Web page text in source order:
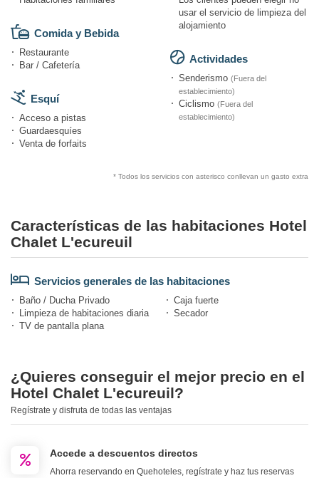
Comida y Bebida
Restaurante
Bar / Cafetería
Esquí
Acceso a pistas
Guardaesquíes
Venta de forfaits
usar el servicio de limpieza del
alojamiento
Actividades
Senderismo (Fuera del
establecimiento)
Ciclismo (Fuera del
establecimiento)
* Todos los servicios con asterisco conllevan un gasto extra
Características de las habitaciones Hotel
Chalet L'ecureuil
Servicios generales de las habitaciones
Baño / Ducha Privado
Caja fuerte
Limpieza de habitaciones diaria
Secador
TV de pantalla plana
¿Quieres conseguir el mejor precio en el
Hotel Chalet L'ecureuil?
Regístrate y disfruta de todas las ventajas
Accede a descuentos directos
Ahorra reservando en Quehoteles, regístrate y haz tus reservas